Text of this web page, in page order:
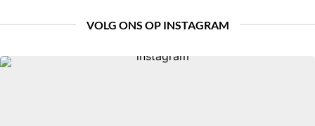
VOLG ONS OP INSTAGRAM